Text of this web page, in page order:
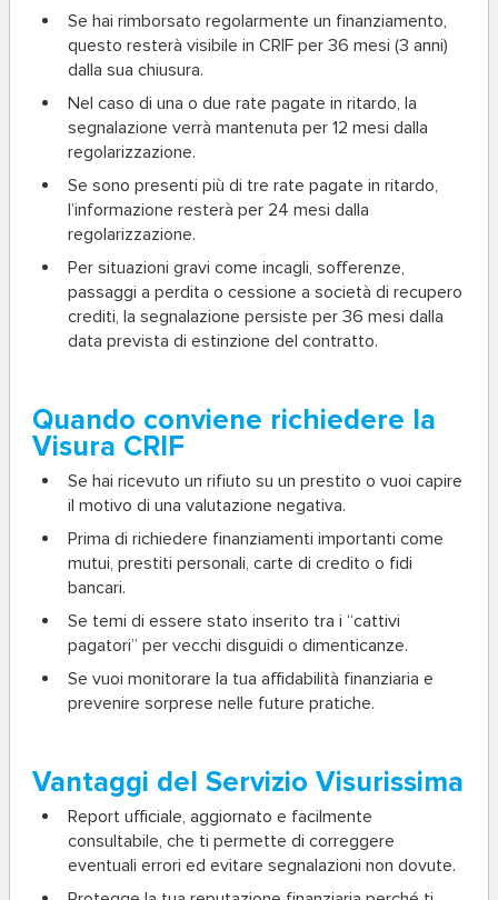
Se hai rimborsato regolarmente un finanziamento,
questo resterà visibile in CRIF per 36 mesi (3 anni)
dalla sua chiusura.
Nel caso di una o due rate pagate in ritardo, la
segnalazione verrà mantenuta per 12 mesi dalla
regolarizzazione.
Se sono presenti più di tre rate pagate in ritardo,
l’informazione resterà per 24 mesi dalla
regolarizzazione.
Per situazioni gravi come incagli, sofferenze,
passaggi a perdita o cessione a società di recupero
crediti, la segnalazione persiste per 36 mesi dalla
data prevista di estinzione del contratto.
Quando conviene richiedere la
Visura CRIF
Se hai ricevuto un rifiuto su un prestito o vuoi capire
il motivo di una valutazione negativa.
Prima di richiedere finanziamenti importanti come
mutui, prestiti personali, carte di credito o fidi
bancari.
Se temi di essere stato inserito tra i “cattivi
pagatori” per vecchi disguidi o dimenticanze.
Se vuoi monitorare la tua affidabilità finanziaria e
prevenire sorprese nelle future pratiche.
Vantaggi del Servizio Visurissima
Report ufficiale, aggiornato e facilmente
consultabile, che ti permette di correggere
eventuali errori ed evitare segnalazioni non dovute.